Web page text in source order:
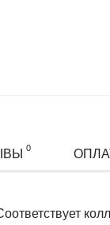
0